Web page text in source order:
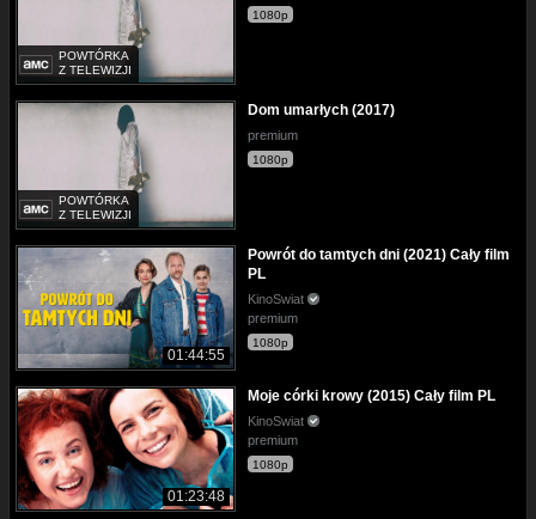
POWTÓRKA
Z TELEWIZJI
1080p
POWTÓRKA
Z TELEWIZJI
Dom umarłych (2017)
premium
1080p
01:44:55
Powrót do tamtych dni (2021) Cały film
PL
KinoSwiat
premium
1080p
01:23:48
Moje córki krowy (2015) Cały film PL
KinoSwiat
premium
1080p